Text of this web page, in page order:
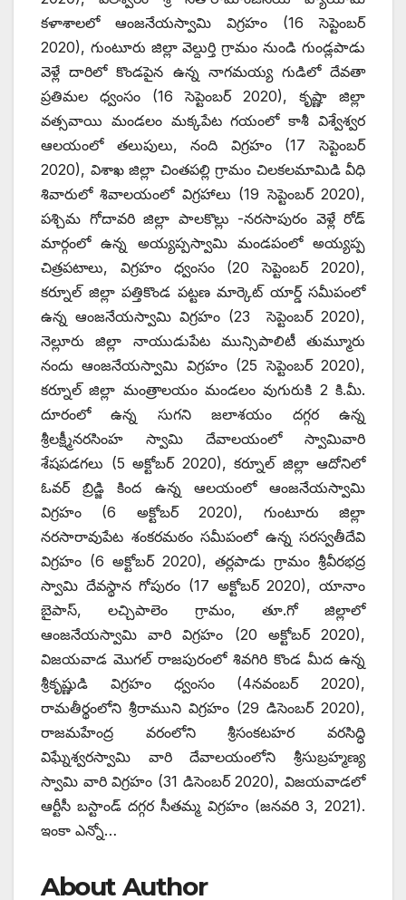
కళాశాలలో ఆంజనేయస్వామి విగ్రహం (16 సెప్టెంబర్‌
2020), ‌గుంటూరు జిల్లా వెల్దుర్తి గ్రామం నుండి గుండ్లపాడు
వెళ్లే దారిలో కొండపైన ఉన్న నాగమయ్య గుడిలో దేవతా
ప్రతిమల ధ్వంసం (16 సెప్టెంబర్‌ 2020), ‌కృష్ణా జిల్లా
వత్సవాయి మండలం మక్కపేట గయంలో కాశీ విశ్వేశ్వర
ఆలయంలో తలుపులు, నంది విగ్రహం (17 సెప్టెంబర్‌
2020), ‌విశాఖ జిల్లా చింతపల్లి గ్రామం చిలకలమామిడి వీధి
శివారులో శివాలయంలో విగ్రహాలు (19 సెప్టెంబర్‌ 2020),
‌పశ్చిమ గోదావరి జిల్లా పాలకొల్లు -నరసాపురం వెళ్లే రోడ్‌
‌మార్గంలో ఉన్న అయ్యప్పస్వామి మండపంలో అయ్యప్ప
చిత్రపటాలు, విగ్రహం ధ్వంసం (20 సెప్టెంబర్‌ 2020),
‌కర్నూల్‌ ‌జిల్లా పత్తికొండ పట్టణ మార్కెట్‌ ‌యార్డ్ ‌సమీపంలో
ఉన్న ఆంజనేయస్వామి విగ్రహం (23 సెప్టెంబర్‌ 2020),
‌నెల్లూరు జిల్లా నాయుడుపేట మున్సిపాలిటీ తుమ్మూరు
నందు ఆంజనేయస్వామి విగ్రహం (25 సెప్టెంబర్‌ 2020),
‌కర్నూల్‌ ‌జిల్లా మంత్రాలయం మండలం వుగురుకి 2 కి.మీ.
దూరంలో ఉన్న సుగని జలాశయం దగ్గర ఉన్న
శ్రీలక్ష్మీనరసింహ స్వామి దేవాలయంలో స్వామివారి
శేషపడగలు (5 అక్టోబర్‌ 2020), ‌కర్నూల్‌ ‌జిల్లా ఆదోనిలో
ఓవర్‌ ‌బ్రిడ్జి కింద ఉన్న ఆలయంలో ఆంజనేయస్వామి
విగ్రహం (6 అక్టోబర్‌ 2020), ‌గుంటూరు జిల్లా
నరసారావుపేట శంకరమఠం సమీపంలో ఉన్న సరస్వతీదేవి
విగ్రహం (6 అక్టోబర్‌ 2020), ‌తర్లపాడు గ్రామం శ్రీవీరభద్ర
స్వామి దేవస్థాన గోపురం (17 అక్టోబర్‌ 2020), ‌యానాం
బైపాస్‌, ‌లచ్చిపాలెం గ్రామం, తూ.గో జిల్లాలో
ఆంజనేయస్వామి వారి విగ్రహం (20 అక్టోబర్‌ 2020),
‌విజయవాడ మొగల్‌ ‌రాజపురంలో శివగిరి కొండ మీద ఉన్న
శ్రీకృష్ణుడి విగ్రహం ధ్వంసం (4నవంబర్‌ 2020),
‌రామతీర్థంలోని శ్రీరాముని విగ్రహం (29 డిసెంబర్‌ 2020),
‌రాజమహేంద్ర వరంలోని శ్రీసంకటహర వరసిద్ధి
విఘ్నేశ్వరస్వామి వారి దేవాలయంలోని శ్రీసుబ్రహ్మణ్య
స్వామి వారి విగ్రహం (31 డిసెంబర్‌ 2020), ‌విజయవాడలో
ఆర్టీసీ బస్టాండ్‌ ‌దగ్గర సీతమ్మ విగ్రహం (జనవరి 3, 2021).
ఇంకా ఎన్నో…
About Author